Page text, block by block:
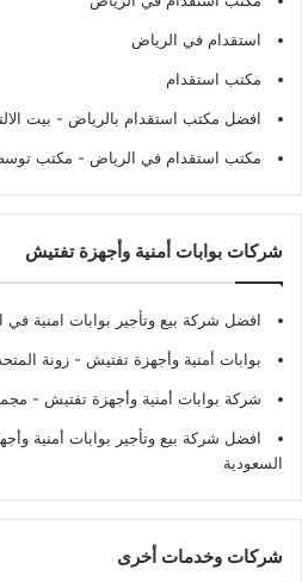
استقدام في الرياض
مكتب استقدام
افضل مكتب استقدام بالرياض - بيت
مكتب استقدام في الرياض - مكتب
شركات بوابات أمنية وأجهزة تفتيش
افضل شركة بيع وتأجير بوابات امنية في
بوابات أمنية وأجهزة تفتيش - زونة
شركة بوابات أمنية وأجهزة تفتيش -
افضل شركة بيع وتأجير بوابات أمنية
السعودية
شركات وخدمات أخرى